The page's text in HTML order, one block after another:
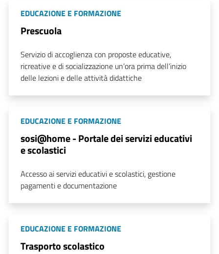
EDUCAZIONE E FORMAZIONE
Prescuola
Servizio di accoglienza con proposte educative,
ricreative e di socializzazione un’ora prima dell’inizio
delle lezioni e delle attività didattiche
EDUCAZIONE E FORMAZIONE
sosi@home - Portale dei servizi educativi
e scolastici
Accesso ai servizi educativi e scolastici, gestione
pagamenti e documentazione
EDUCAZIONE E FORMAZIONE
Trasporto scolastico